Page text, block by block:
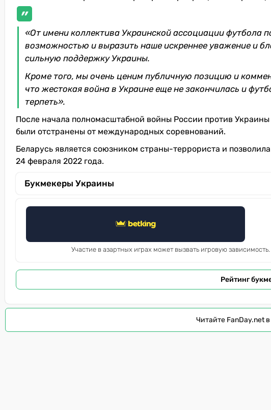
«От имени коллектива Украинской ассоциации футбола
возможностью и выразить наше искреннее уважение и
сильную поддержку Украины.
Кроме того, мы очень ценим публичную позицию и
что жестокая война в Украине еще не закончилась и
терпеть».
После начала полномасштабной войны России против
были отстранены от международных соревнований.
Беларусь является союзником страны-террориста и
24 февраля 2022 года.
Букмекеры Украины
Участие в азартных играх может вызвать игровую
Рейтинг
Читайте FanDay.net